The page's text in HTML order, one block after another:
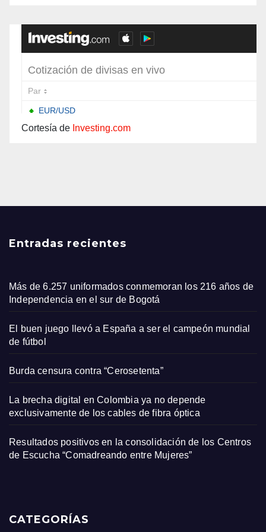
Cortesía de Investing.com
Entradas recientes
Más de 6.257 uniformados conmemoran los 216 años de
Independencia en el sur de Bogotá
El buen juego llevó a España a ser el campeón mundial
de fútbol
Burda censura contra “Cerosetenta”
La brecha digital en Colombia ya no depende
exclusivamente de los cables de fibra óptica
Resultados positivos en la consolidación de los Centros
de Escucha “Comadreando entre Mujeres”
CATEGORÍAS